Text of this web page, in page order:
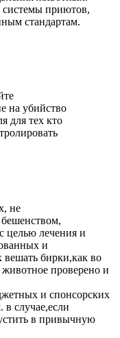
системы приютов,
стандартам.
на убийство
для тех кто
не
целью лечения и
и
бирки,как во
проверено и
и спонсорских
в случае,если
в привычную